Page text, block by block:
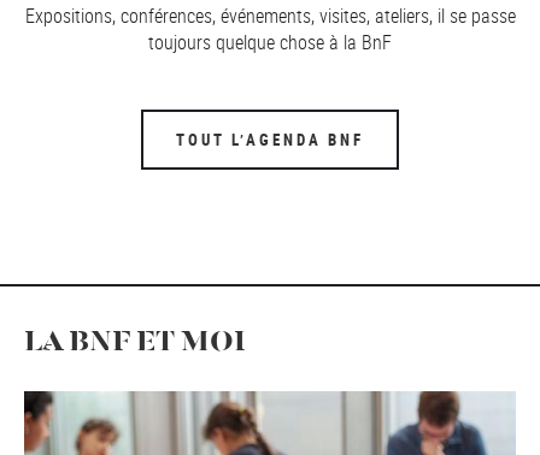
Expositions, conférences, événements, visites, ateliers, il se passe
toujours quelque chose à la BnF
TOUT L’AGENDA BNF
LA BNF ET MOI